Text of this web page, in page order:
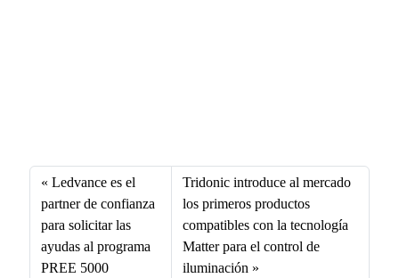
bo
ok
ed
In
ail ts
A
pp
Ledvance es el
partner de confianza
para solicitar las
ayudas al programa
PREE 5000
Tridonic introduce al mercado
los primeros productos
compatibles con la tecnología
Matter para el control de
iluminación